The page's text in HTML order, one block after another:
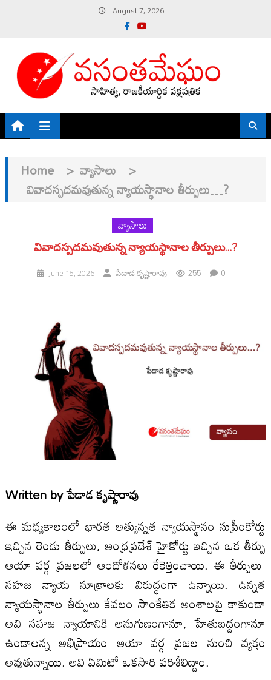
content
August 7, 2026
Home > వ్యాసాలు >
వివాదస్పదమవుతున్న న్యాయస్థానాల తీర్పులు…?
వ్యాసాలు
వివాదస్పదమవుతున్న న్యాయస్థానాల తీర్పులు…?
June 15, 2026 పేడాడ కృష్ణారావు 255 0
Written byపేడాడ కృష్ణారావు
ఈ మధ్యకాలంలో భారత అత్యున్నత న్యాయస్థానం సుప్రీంకోర్టు
ఇచ్చిన రెండు తీర్పులు, ఆంధ్రప్రదేశ్ హైకోర్టు ఇచ్చిన ఒక తీర్పు
ఆయా వర్గ ప్రజలలో ఆందోళనలు రేకెత్తించాయి. ఈ తీర్పులు
సహజ న్యాయ సూత్రాలకు విరుద్ధంగా ఉన్నాయి. ఉన్నత
న్యాయస్థానాల తీర్పులు కేవలం సాంకేతిక అంశాలపై కాకుండా
అవి సహజ న్యాయానికి అనుగుణంగానూ, హేతుబద్దంగానూ
ఉండాలన్న అభిప్రాయం ఆయా వర్గ ప్రజల నుంచి వ్యక్తం
అవుతున్నాయి. అవి ఏమిటో ఒకసారి పరిశీలిద్దాం.